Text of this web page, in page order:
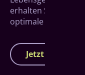
erhalten Sie von
optimale Pflege
Jetzt Termin